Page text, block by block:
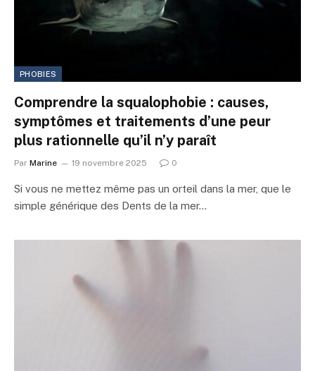
PHOBIES
Comprendre la squalophobie : causes,
symptômes et traitements d’une peur
plus rationnelle qu’il n’y paraît
Par Marine 19 novembre 2025 0
Si vous ne mettez même pas un orteil dans la mer, que le
simple générique des Dents de la mer…